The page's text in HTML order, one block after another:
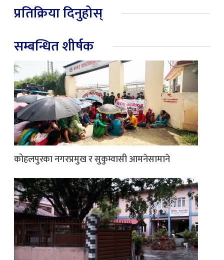
प्रतिक्रिया दिनुहोस्
सम्बन्धित शीर्षक
कोहलपुरका नगरप्रमुख र सुकुम्वासी आमनेसामाने